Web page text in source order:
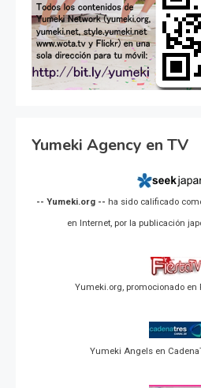
Yumeki Agency en TV
-- Yumeki.org -- ha sido calificado
en Internet, por la publicación
Yumeki.org, promocionado en
Yumeki Angels en